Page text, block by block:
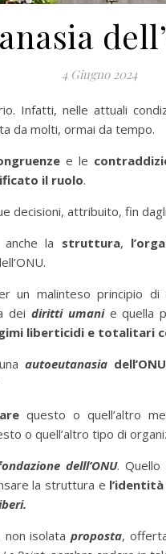
4 Giugno 2024
Infatti, nelle attuali
da molti, ormai da tempo.
e le
il ruolo.
decisioni, attribuito, fin
la struttura,
un malinteso principio di
dei diritti umanie quella
liberticidi e totalitari
autoeutanasiadell’ONU
questo o quell’altro
o quell’altro tipo di
delll’ONU. Quello
la struttura e l’identità
non isolataproposta,